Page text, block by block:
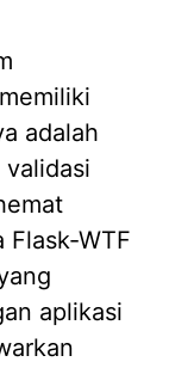
adalah
Flask-WTF
aplikasi